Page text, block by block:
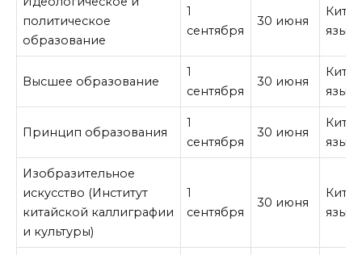
политическое
образование
1
сентября
30 июня
язык
Высшее образование
1
сентября
30 июня
язык
Принцип образования
1
сентября
30 июня
язык
Изобразительное
искусство (Институт
китайской каллиграфии
и культуры)
1
сентября
30 июня
язык